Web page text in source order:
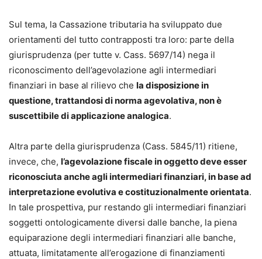
Sul tema, la Cassazione tributaria ha sviluppato due
orientamenti del tutto contrapposti tra loro: parte della
giurisprudenza (per tutte v. Cass. 5697/14) nega il
riconoscimento dell’agevolazione agli intermediari
finanziari in base al rilievo che la disposizione in
questione, trattandosi di norma agevolativa, non è
suscettibile di applicazione analogica.
Altra parte della giurisprudenza (Cass. 5845/11) ritiene,
invece, che, l’agevolazione fiscale in oggetto deve esser
riconosciuta anche agli intermediari finanziari, in base ad
interpretazione evolutiva e costituzionalmente orientata.
In tale prospettiva, pur restando gli intermediari finanziari
soggetti ontologicamente diversi dalle banche, la piena
equiparazione degli intermediari finanziari alle banche,
attuata, limitatamente all’erogazione di finanziamenti